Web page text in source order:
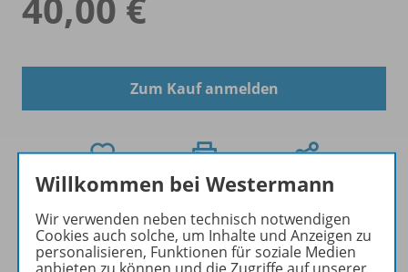
Zum Kauf anmelden
Exklusiver Kundenkreis
Dieses Produkt darf nur von
Ausbildern/Ausbilderinnen, Dozenten/Dozentinnen,
Willkommen bei Westermann
Wir verwenden neben technisch notwendigen
Cookies auch solche, um Inhalte und Anzeigen zu
personalisieren, Funktionen für soziale Medien
anbieten zu können und die Zugriffe auf unserer